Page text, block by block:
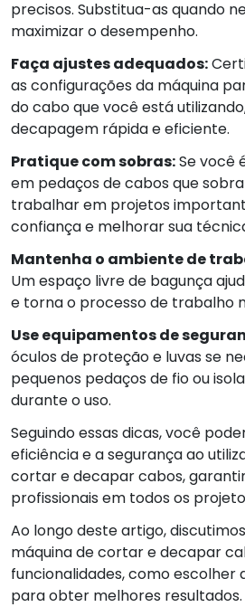
precisos. Substitua-as quando
maximizar o desempenho.
Faça ajustes adequados:
as configurações da máquina
do cabo que você está
decapagem rápida e eficiente.
Pratique com sobras:Se você
em pedaços de cabos que
trabalhar em projetos
confiança e melhorar sua
Mantenha o ambiente de
Um espaço livre de bagunça
e torna o processo de trabalho
Use equipamentos de
óculos de proteção e luvas se
pequenos pedaços de fio ou
durante o uso.
Seguindo essas dicas, você
eficiência e a segurança ao
cortar e decapar cabos,
profissionais em todos os
Ao longo deste artigo,
máquina de cortar e decapar
funcionalidades, como escolher
para obter melhores resultados.